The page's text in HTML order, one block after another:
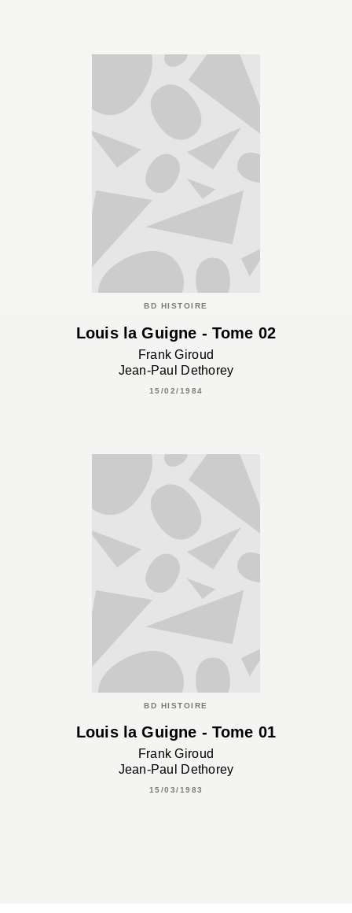
BD HISTOIRE
Louis la Guigne - Tome 02
Frank Giroud
Jean-Paul Dethorey
15/02/1984
BD HISTOIRE
Louis la Guigne - Tome 01
Frank Giroud
Jean-Paul Dethorey
15/03/1983